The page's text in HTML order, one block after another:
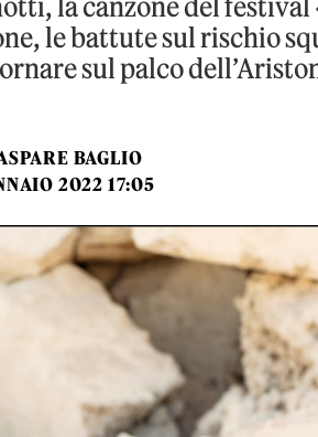
la canzone del festival
le battute sul rischio
sul palco
BAGLIO
2022 17:05